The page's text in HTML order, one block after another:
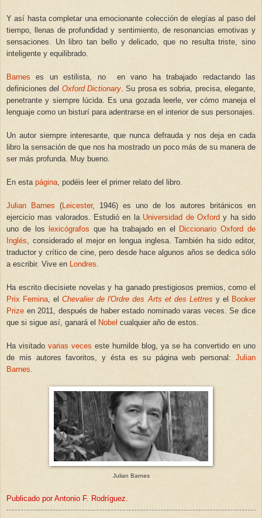
Y así hasta completar una emocionante colección de elegías al paso del
tiempo, llenas de profundidad y sentimiento, de resonancias emotivas y
sensaciones. Un libro tan bello y delicado, que no resulta triste, sino
inteligente y equilibrado.
Barnes es un estilista, no en vano ha trabajado redactando las
definiciones del Oxford Dictionary . Su prosa es sobria, precisa, elegante,
penetrante y siempre lúcida. Es una gozada leerle, ver cómo maneja el
lenguaje como un bisturí para adentrarse en el interior de sus personajes.
Un autor siempre interesante, que nunca defrauda y nos deja en cada
libro la sensación de que nos ha mostrado un poco más de su manera de
ser más profunda. Muy bueno.
En esta página , podéis leer el primer relato del libro.
Julian Barnes ( Leicester, 1946) es uno de los autores británicos en
ejercicio mas valorados. Estudió en la Universidad de Oxford y ha sido
uno de los
lexicógrafos que ha trabajado en el
Diccionario Oxford de
Inglés , considerado el mejor en lengua inglesa. También ha sido editor,
traductor y crítico de cine, pero desde hace algunos años se dedica sólo
a escribir. Vive en
Londres
Ha escrito diecisiete novelas y ha ganado prestigiosos premios, como el
Prix Femina , elChevalier de l'Ordre des Arts et des Lettresy el
Booker
Prize en 2011, después de haber estado nominado varas veces. Se dice
que si sigue así, ganará el Nobel cualquier año de estos.
Ha visitado varias veces este humilde blog, ya se ha convertido en uno
de mis autores favoritos, y ésta es su página web personal: Julian
Barnes
Julian Barnes
Publicado por Antonio F. Rodríguez.